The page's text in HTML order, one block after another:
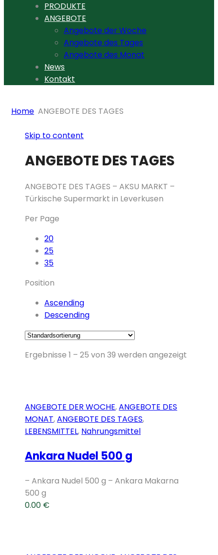
PRODUKTE
ANGEBOTE
Angebote der Woche
Angebote des Tages
Angebote des Monat
News
Kontakt
Home ANGEBOTE DES TAGES
Skip to content
ANGEBOTE DES TAGES
ANGEBOTE DES TAGES – AKSU MARKT –
Türkische Supermarkt in Leverkusen
Per Page
20
25
35
Position
Ascending
Descending
Ergebnisse 1 – 25 von 39 werden angezeigt
ANGEBOTE DER WOCHE,ANGEBOTE DES
MONAT,ANGEBOTE DES TAGES,
LEBENSMITTEL, Nahrungsmittel
Ankara Nudel 500 g
– Ankara Nudel 500 g – Ankara Makarna
500 g
0.00 €